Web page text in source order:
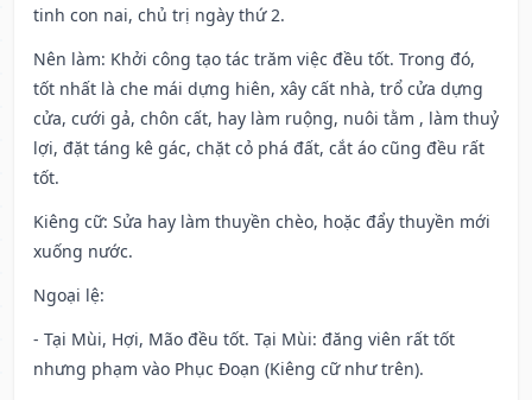
tinh con nai, chủ trị ngày thứ 2.
Nên làm: Khởi công tạo tác trăm việc đều tốt. Trong đó,
tốt nhất là che mái dựng hiên, xây cất nhà, trổ cửa dựng
cửa, cưới gả, chôn cất, hay làm ruộng, nuôi tằm , làm thuỷ
lợi, đặt táng kê gác, chặt cỏ phá đất, cắt áo cũng đều rất
tốt.
Kiêng cữ: Sửa hay làm thuyền chèo, hoặc đẩy thuyền mới
xuống nước.
Ngoại lệ:
- Tại Mùi, Hợi, Mão đều tốt. Tại Mùi: đăng viên rất tốt
nhưng phạm vào Phục Đoạn (Kiêng cữ như trên).